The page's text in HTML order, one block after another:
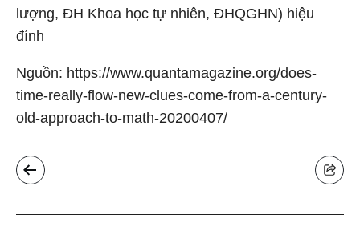
lượng, ĐH Khoa học tự nhiên, ĐHQGHN) hiệu
đính
Nguồn: https://www.quantamagazine.org/does-
time-really-flow-new-clues-come-from-a-century-
old-approach-to-math-20200407/